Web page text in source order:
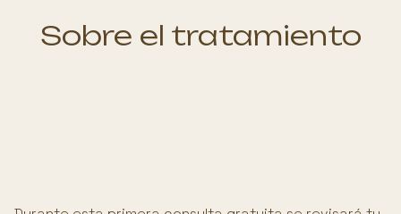
Sobre el tratamiento